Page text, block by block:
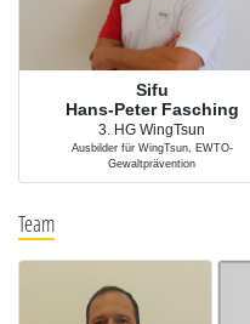
Sifu
Hans-Peter Fasching
3. HG WingTsun
Ausbilder für WingTsun, EWTO-
Gewaltprävention
Team